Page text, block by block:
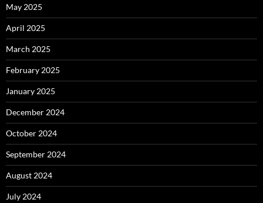
May 2025
April 2025
March 2025
February 2025
January 2025
December 2024
October 2024
September 2024
August 2024
July 2024